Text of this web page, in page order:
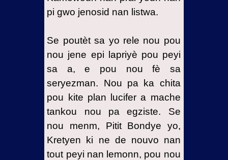
pi gwo jenosid nan listwa.
Se poutèt sa yo rele nou pou
nou jene epi lapriyè pou peyi
sa a, e pou nou fè sa
seryezman. Nou pa ka chita
pou kite plan lucifer a mache
tankou nou pa egziste. Se
nou menm, Pitit Bondye yo,
Kretyen ki ne de nouvo nan
tout peyi nan lemonn, pou nou